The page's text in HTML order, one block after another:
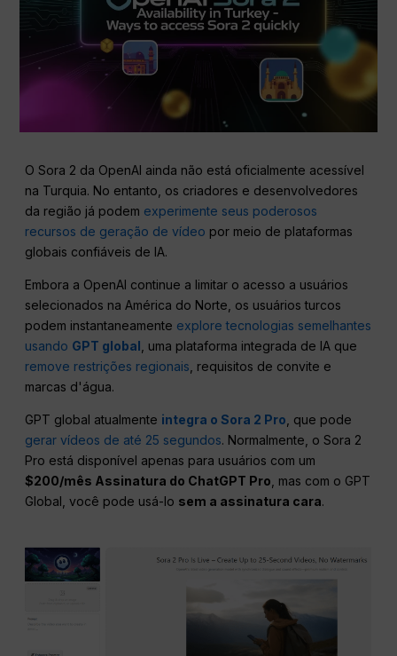
O Sora 2 da OpenAI ainda não está oficialmente acessível
na Turquia. No entanto, os criadores e desenvolvedores
da região já podem experimente seus poderosos
recursos de geração de vídeo por meio de plataformas
globais confiáveis de IA.
Embora a OpenAI continue a limitar o acesso a usuários
selecionados na América do Norte, os usuários turcos
podem instantaneamente explore tecnologias semelhantes
usando GPT global , uma plataforma integrada de IA que
remove restrições regionais , requisitos de convite e
marcas d'água.
GPT global atualmente integra o Sora 2 Pro, que pode
gerar vídeos de até 25 segundos. Normalmente, o Sora 2
Pro está disponível apenas para usuários com um
$200/mês Assinatura do ChatGPT Pro, mas com o GPT
Global, você pode usá-lo sem a assinatura cara.